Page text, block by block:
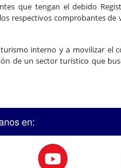
que tengan el debido
respectivos comprobantes de
interno y a movilizar el
de un sector turístico que
en: